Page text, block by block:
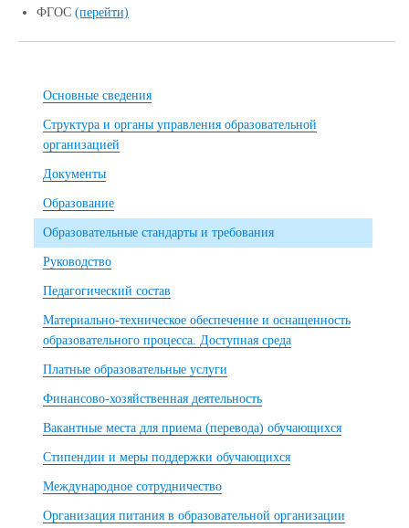
ФГОС (перейти)
Основные сведения
Структура и органы управления образовательной
организацией
Документы
Образование
Образовательные стандарты и требования
Руководство
Педагогический состав
Материально-техническое обеспечение и оснащенность
образовательного процесса. Доступная среда
Платные образовательные услуги
Финансово-хозяйственная деятельность
Вакантные места для приема (перевода) обучающихся
Стипендии и меры поддержки обучающихся
Международное сотрудничество
Организация питания в образовательной организации